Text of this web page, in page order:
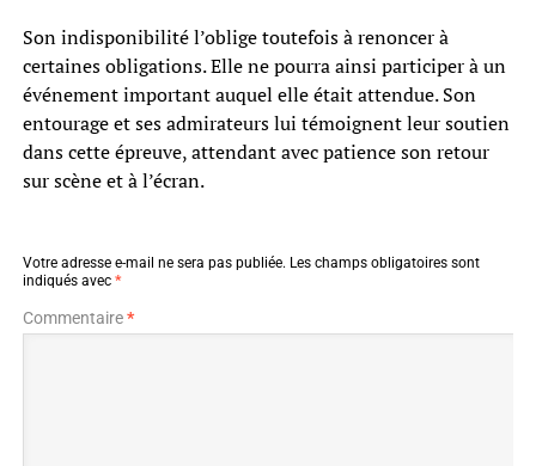
Son indisponibilité l’oblige toutefois à renoncer à
certaines obligations. Elle ne pourra ainsi participer à un
événement important auquel elle était attendue. Son
entourage et ses admirateurs lui témoignent leur soutien
dans cette épreuve, attendant avec patience son retour
sur scène et à l’écran.
Votre adresse e-mail ne sera pas publiée. Les champs obligatoires sont
indiqués avec *
Commentaire*